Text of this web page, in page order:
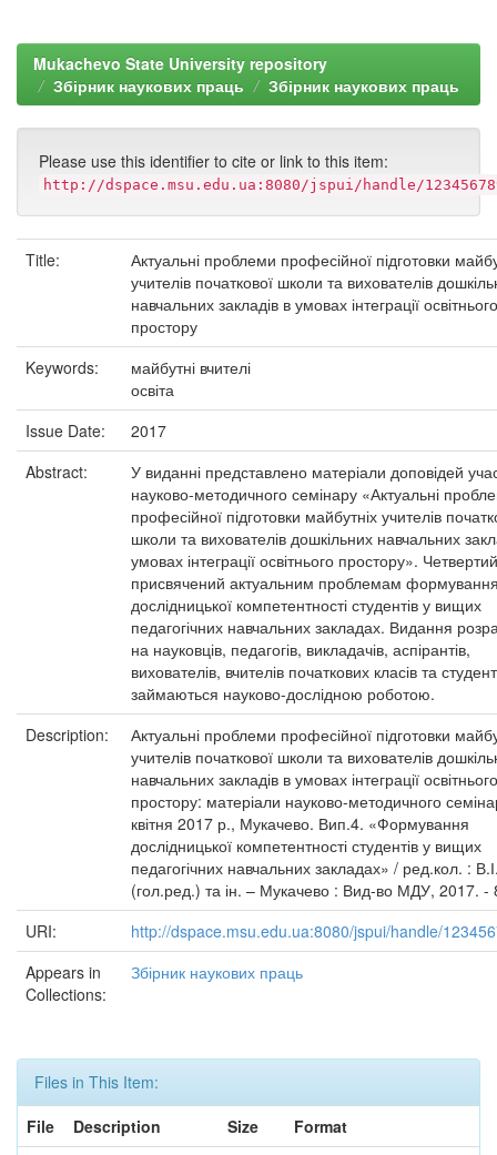
Mukachevo State University repository
Збірник наукових праць
Збірник наукових праць
Please use this identifier to cite or link to this item:
http://dspace.msu.edu.ua:8080/jspui/handle/
Title:
Актуальні проблеми професійної підготовки
учителів початкової школи та вихователів
навчальних закладів в умовах інтеграції освітнього
простору
Keywords:
майбутні вчителі
освіта
Issue Date:
2017
Abstract:
У виданні представлено матеріали доповідей
науково-методичного семінару «Актуальні
професійної підготовки майбутніх учителів
школи та вихователів дошкільних навчальних
умовах інтеграції освітнього простору».
присвячений актуальним проблемам
дослідницької компетентності студентів у вищих
педагогічних навчальних закладах. Видання
на науковців, педагогів, викладачів, аспірантів,
вихователів, вчителів початкових класів та
займаються науково-дослідною роботою.
Description:
Актуальні проблеми професійної підготовки
учителів початкової школи та вихователів
навчальних закладів в умовах інтеграції освітнього
простору: матеріали науково-методичного
квітня 2017 р., Мукачево. Вип.4. «Формування
дослідницької компетентності студентів у вищих
педагогічних навчальних закладах» / ред.кол. :
(гол.ред.) та ін. – Мукачево : Вид-во МДУ, 2017. -
URI:
http://dspace.msu.edu.ua:8080/jspui/handle/
Appears in
Collections:
Збірник наукових праць
Files in This Item:
File
Description Size
Format